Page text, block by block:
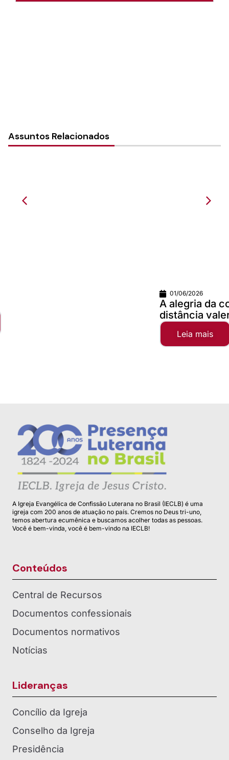
Assuntos Relacionados
A alegria da comunhão faz qualquer
A Igreja Evangélica de Confissão Luterana no Brasil (IECLB) é uma
igreja com 200 anos de atuação no país. Cremos no Deus tri-uno,
temos abertura ecumênica e buscamos acolher todas as pessoas.
Você é bem-vinda, você é bem-vindo na IECLB!
Conteúdos
Central de Recursos
Documentos confessionais
Documentos normativos
Notícias
Lideranças
Concílio da Igreja
Conselho da Igreja
Presidência